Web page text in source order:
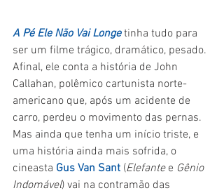
A Pé Ele Não Vai Longe tinha tudo para
ser um filme trágico, dramático, pesado.
Afinal, ele conta a história de John
Callahan, polêmico cartunista norte-
americano que, após um acidente de
carro, perdeu o movimento das pernas.
Mas ainda que tenha um início triste, e
uma história ainda mais sofrida, o
cineasta Gus Van Sant (Elefante e Gênio
Indomável) vai na contramão das